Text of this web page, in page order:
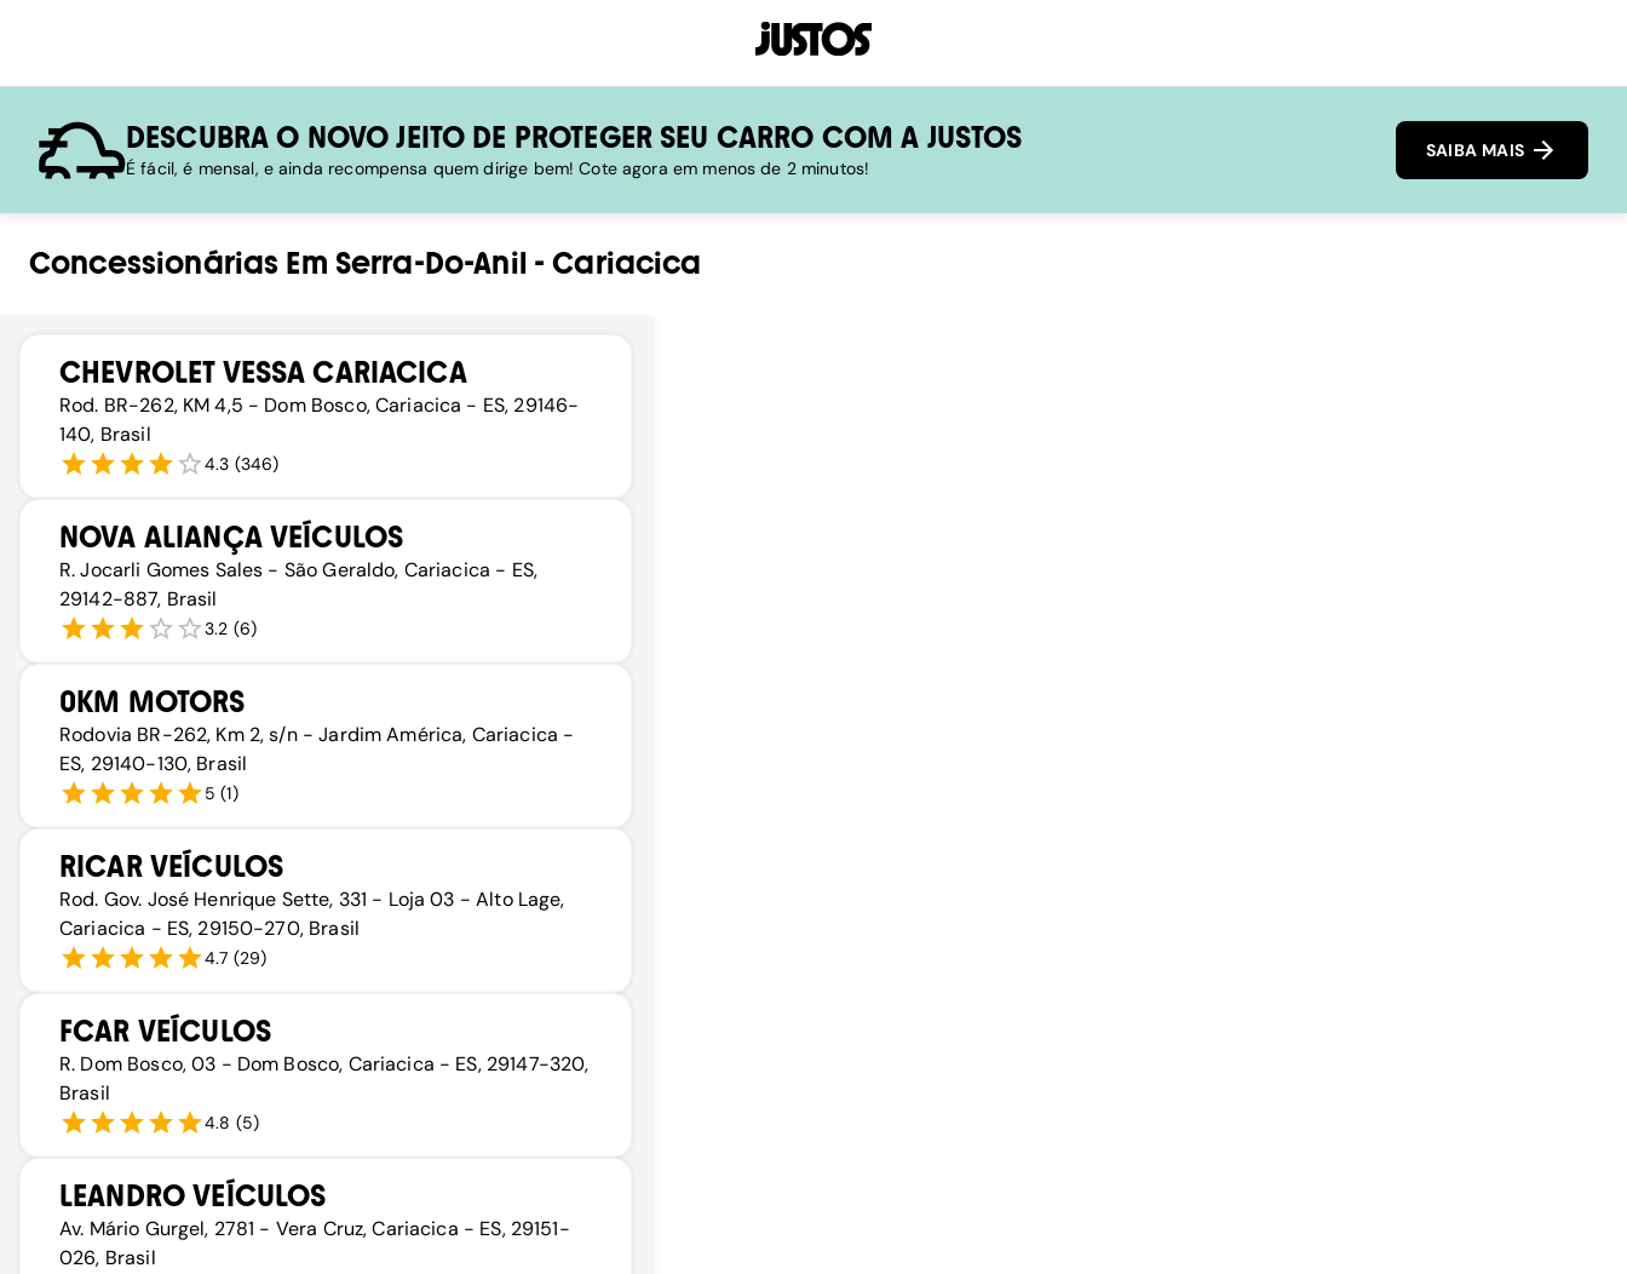
DESCUBRA O NOVO JEITO DE PROTEGER SEU CARRO COM A JUSTOS
É fácil, é mensal, e ainda recompensa quem dirige bem! Cote agora em menos de 2 minutos!
SAIBA MAIS
Concessionárias Em Serra-Do-Anil-Cariacica
CHEVROLET VESSA CARIACICA
Rod. BR-262, KM 4,5 - Dom Bosco, Cariacica - ES, 29146-
140, Brasil
4.3 (346)
NOVA ALIANÇA VEÍCULOS
R. Jocarli Gomes Sales - São Geraldo, Cariacica - ES,
29142-887, Brasil
3.2 (6)
0KM MOTORS
Rodovia BR-262, Km 2, s/n - Jardim América, Cariacica -
ES, 29140-130, Brasil
5 (1)
RICAR VEÍCULOS
Rod. Gov. José Henrique Sette, 331 - Loja 03 - Alto Lage,
Cariacica - ES, 29150-270, Brasil
4.7 (29)
FCAR VEÍCULOS
R. Dom Bosco, 03 - Dom Bosco, Cariacica - ES, 29147-320,
Brasil
4.8 (5)
LEANDRO VEÍCULOS
Av. Mário Gurgel, 2781 - Vera Cruz, Cariacica - ES, 29151-
026, Brasil